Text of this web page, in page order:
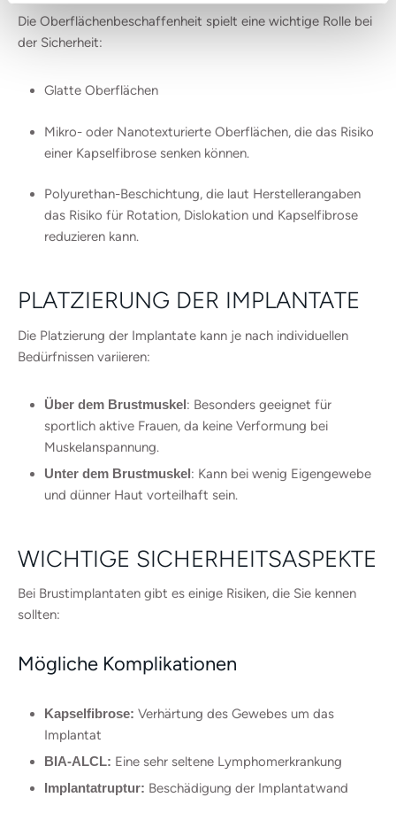
Die Oberflächenbeschaffenheit spielt eine wichtige Rolle bei
der Sicherheit:
Glatte Oberflächen
Mikro- oder Nanotexturierte Oberflächen, die das Risiko
einer Kapselfibrose senken können.
Polyurethan-Beschichtung, die laut Herstellerangaben
das Risiko für Rotation, Dislokation und Kapselfibrose
reduzieren kann.
PLATZIERUNG DER IMPLANTATE
Die Platzierung der Implantate kann je nach individuellen
Bedürfnissen variieren:
Über dem Brustmuskel: Besonders geeignet für
sportlich aktive Frauen, da keine Verformung bei
Muskelanspannung.
Unter dem Brustmuskel: Kann bei wenig Eigengewebe
und dünner Haut vorteilhaft sein.
WICHTIGE SICHERHEITSASPEKTE
Bei Brustimplantaten gibt es einige Risiken, die Sie kennen
sollten:
Mögliche Komplikationen
Kapselfibrose: Verhärtung des Gewebes um das
Implantat
BIA-ALCL: Eine sehr seltene Lymphomerkrankung
Implantatruptur: Beschädigung der Implantatwand